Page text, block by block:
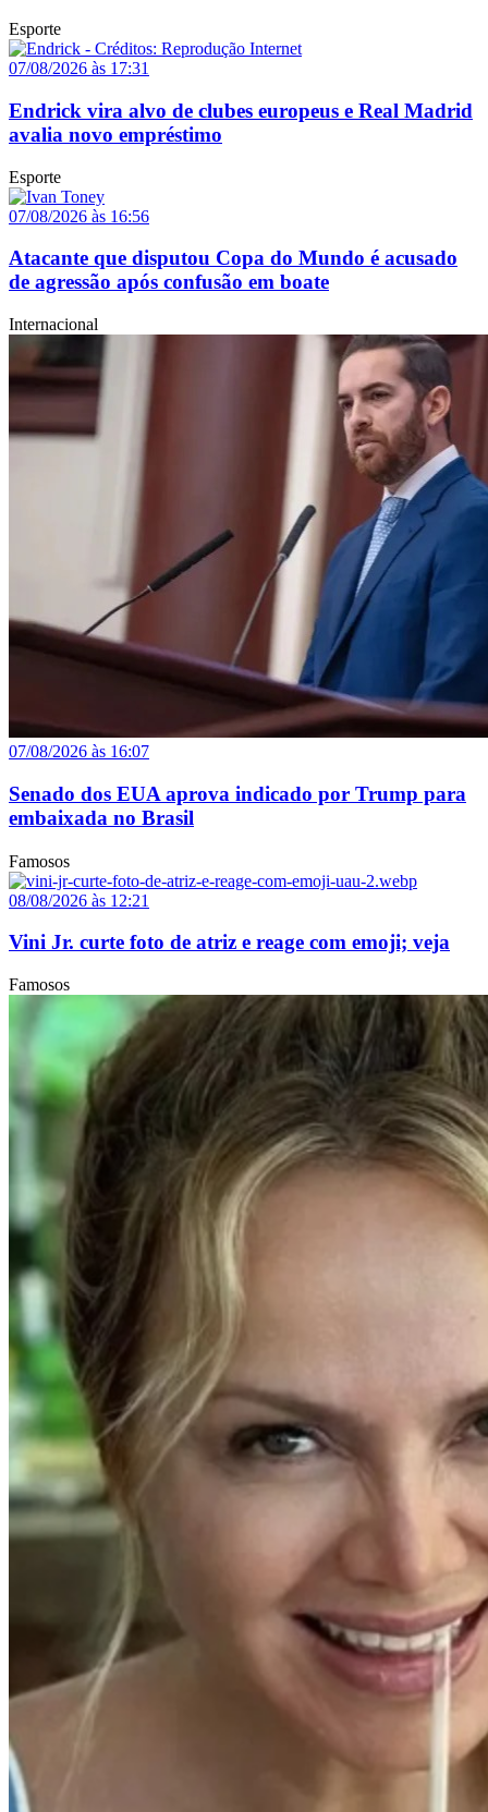
Esporte
07/08/2026 às 17:31
Endrick vira alvo de clubes europeus e Real Madrid
avalia novo empréstimo
Esporte
07/08/2026 às 16:56
Atacante que disputou Copa do Mundo é acusado
de agressão após confusão em boate
Internacional
07/08/2026 às 16:07
Senado dos EUA aprova indicado por Trump para
embaixada no Brasil
Famosos
08/08/2026 às 12:21
Vini Jr. curte foto de atriz e reage com emoji; veja
Famosos